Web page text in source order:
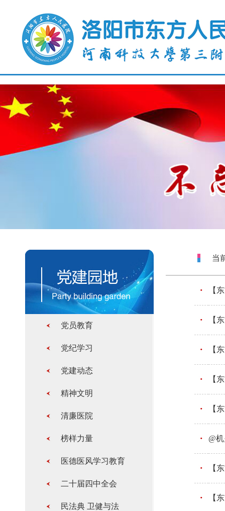
党员教育
党纪学习
党建动态
精神文明
清廉医院
榜样力量
医德医风学习教育
二十届四中全会
民法典 卫健与法
当
【
【
【
【
【
@
【
【